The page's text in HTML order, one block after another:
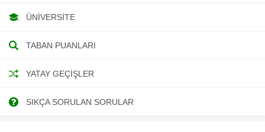
ÜNIVERSITE
TABAN PUANLARI
YATAY GEÇIŞLER
SIKÇA SORULAN SORULAR